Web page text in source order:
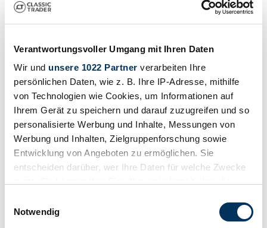
Verantwortungsvoller Umgang mit Ihren Daten
Wir und unsere 1022 Partner verarbeiten Ihre
persönlichen Daten, wie z. B. Ihre IP-Adresse, mithilfe
von Technologien wie Cookies, um Informationen auf
Ihrem Gerät zu speichern und darauf zuzugreifen und so
personalisierte Werbung und Inhalte, Messungen von
Werbung und Inhalten, Zielgruppenforschung sowie
Entwicklung von Angeboten zu ermöglichen. Sie
entscheiden darüber, wer Ihre Daten für welche Zwecke
Trigger Symbol ändern oder widerrufen
Notwendig